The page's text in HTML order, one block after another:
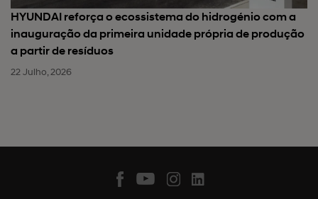
HYUNDAI reforça o ecossistema do hidrogénio com a
inauguração da primeira unidade própria de produção
a partir de resíduos
22 Julho, 2026